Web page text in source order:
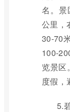
名。景
公里，
30-70
100-
览景区
度假，
5.